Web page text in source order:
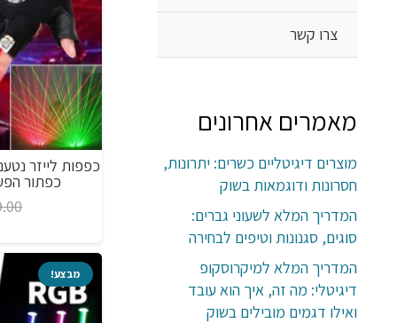
כפפות לייזר
כפתור
מבצע!
צרו קשר
מאמרים אחרונים
מוצרים דיגיטליים כשרים: יתרונות,
חסרונות ודוגמאות בשוק
המדריך המלא לשעוני גברים:
סוגים, סגנונות וטיפים לבחירה
המדריך המלא למיקרוסקופ
דיגיטלי: מה זה, איך הוא עובד
ואילו דגמים מובילים בשוק